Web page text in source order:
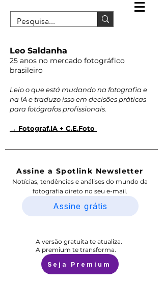
Leo Saldanha
25 anos no mercado fotográfico
brasileiro
Leio o que está mudando na fotografia e
na IA e traduzo isso em decisões práticas
para fotógrafos profissionais.
→ Fotograf.IA + C.E.Foto
Assine a Spotlink Newsletter
Notícias, tendências e análises do mundo da
fotografia direto no seu e-mail.
Assine grátis
A versão gratuita te atualiza.
A premium te transforma.
Seja Premium